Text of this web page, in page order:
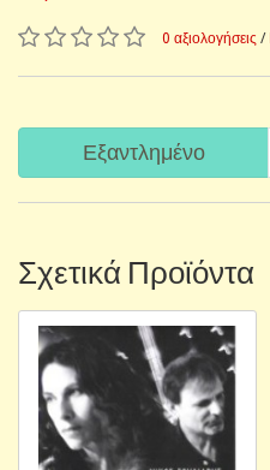
0 αξιολογήσεις /
Εξαντλημένο
Σχετικά Προϊόντα